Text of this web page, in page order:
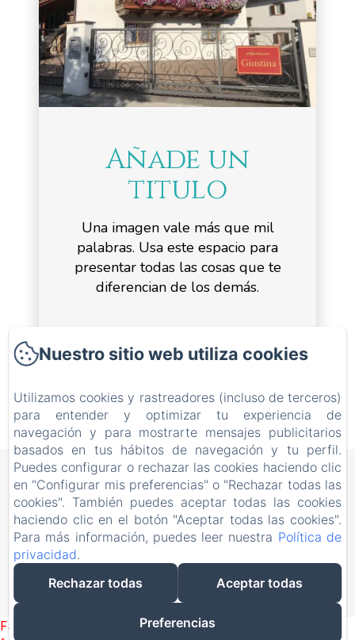
Añade un
titulo
Una imagen vale más que mil
palabras. Usa este espacio para
presentar todas las cosas que te
diferencian de los demás.
/ES/BOOKING/ROOM
Appartamento Giustina
Via Nazionale 15/A, Gargazzone, 39010, Italia
ciflorio@yahoo.it
+393334002911
+393281952243
Desarrollado con Amenitiz
Failed to load BookingEngine/index: Loading chunk 1322
Nuestro sitio web utiliza cookies
Utilizamos cookies y rastreadores (incluso de terceros)
para entender y optimizar tu experiencia de
navegación y para mostrarte mensajes publicitarios
basados en tus hábitos de navegación y tu perfil.
Puedes configurar o rechazar las cookies haciendo clic
en "Configurar mis preferencias" o "Rechazar todas las
cookies". También puedes aceptar todas las cookies
haciendo clic en el botón "Aceptar todas las cookies".
Para más información, puedes leer nuestra Política de
privacidad.
Rechazar todas
Aceptar todas
Preferencias